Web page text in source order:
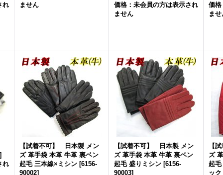
れ
ません
価格：未会員の方は表示され
ません
価格
ま
]
れ
【試着不可】 日本製 メン
ズ 革手袋 本革 牛革 裏ベン
起毛 三本線×ミシン [6156-
90002]
【試着不可】 日本製 メン
ズ 革手袋 本革 牛革 裏ベン
起毛 盛りミシン [6156-
90003]
【
ズ
起毛
ック